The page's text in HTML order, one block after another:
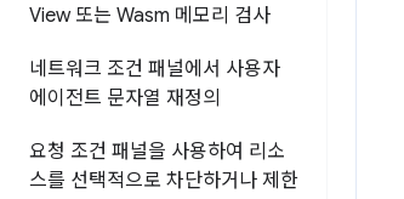
View 또는 Wasm 메모리 검사
네트워크 조건 패널에서 사용자
에이전트 문자열 재정의
요청 조건 패널을 사용하여 리소
스를 선택적으로 차단하거나 제한